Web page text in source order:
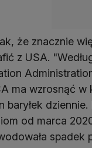
że znacznie
z USA.
ma wzrosnąć w
baryłek dziennie.
od marca
spadek